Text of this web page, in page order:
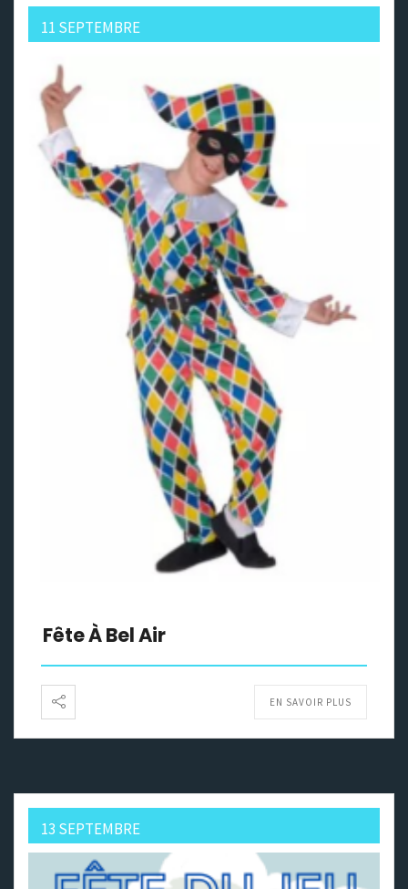
11 SEPTEMBRE
Fête À Bel Air
EN SAVOIR PLUS
13 SEPTEMBRE